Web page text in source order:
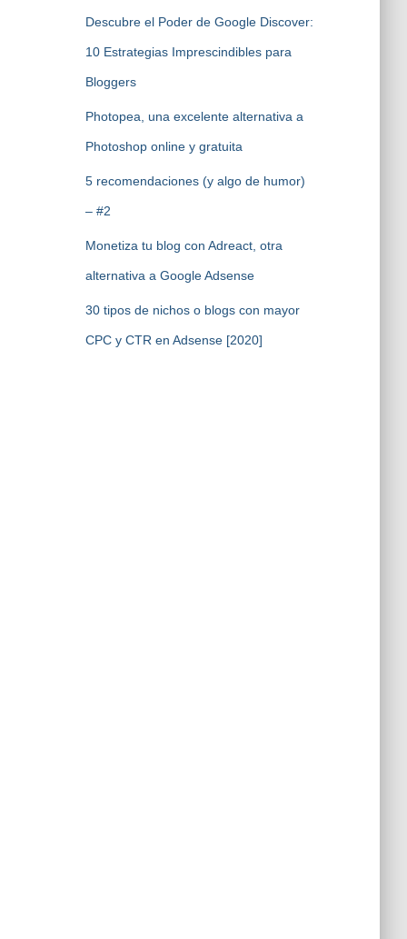
Descubre el Poder de Google Discover:
10 Estrategias Imprescindibles para
Bloggers
Photopea, una excelente alternativa a
Photoshop online y gratuita
5 recomendaciones (y algo de humor)
– #2
Monetiza tu blog con Adreact, otra
alternativa a Google Adsense
30 tipos de nichos o blogs con mayor
CPC y CTR en Adsense [2020]